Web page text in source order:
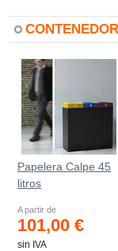
Papelera Calpe 45
litros
A partir de
101,00 €
sin IVA